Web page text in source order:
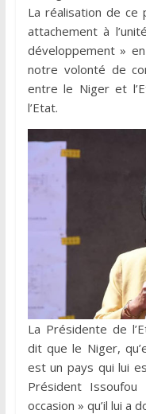
La réalisation de
attachement à
développement »
notre volonté de
entre le Niger et
l’Etat.
La Présidente de
dit que le Niger,
est un pays qui lui
Président Issoufou
occasion » qu’il lui a